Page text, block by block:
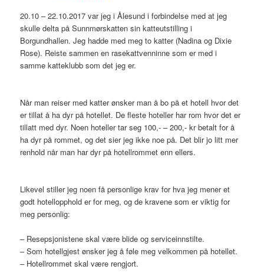
20.10 – 22.10.2017 var jeg i Ålesund i forbindelse med at jeg
skulle delta på Sunnmørskatten sin katteutstilling i
Borgundhallen. Jeg hadde med meg to katter (Nadina og Dixie
Rose). Reiste sammen en rasekattvenninne som er med i
samme katteklubb som det jeg er.
Når man reiser med katter ønsker man å bo på et hotell hvor det
er tillat å ha dyr på hotellet. De fleste hoteller har rom hvor det er
tillatt med dyr. Noen hoteller tar seg 100,- – 200,- kr betalt for å
ha dyr på rommet, og det sier jeg ikke noe på. Det blir jo litt mer
renhold når man har dyr på hotellrommet enn ellers.
Likevel stiller jeg noen få personlige krav for hva jeg mener et
godt hotellopphold er for meg, og de kravene som er viktig for
meg personlig:
– Resepsjonistene skal være blide og serviceinnstilte.
– Som hotellgjest ønsker jeg å føle meg velkommen på hotellet.
– Hotellrommet skal være rengjort.